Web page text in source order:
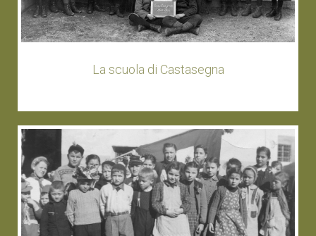
La scuola di Castasegna